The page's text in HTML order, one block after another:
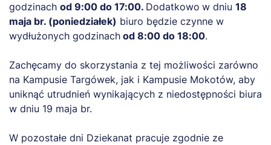
godzinach od 9:00 do 17:00. Dodatkowo w dniu 18
maja br. (poniedziałek) biuro będzie czynne w
wydłużonych godzinach od 8:00 do 18:00.
Zachęcamy do skorzystania z tej możliwości zarówno
na Kampusie Targówek, jak i Kampusie Mokotów, aby
uniknąć utrudnień wynikających z niedostępności biura
w dniu 19 maja br.
W pozostałe dni Dziekanat pracuje zgodnie ze